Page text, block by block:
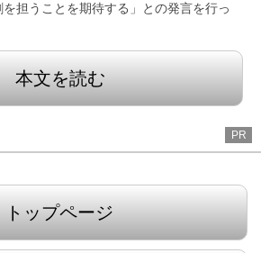
担うことを期待する」との発言を行っ
本文を読む
PR
トップページ